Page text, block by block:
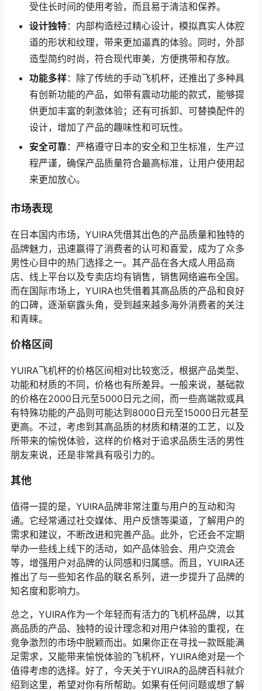
受住长时间的使用考验，而且易于清洁和保养。
设计独特：内部构造经过精心设计，模拟真实人体腔
道的形状和纹理，带来更加逼真的体验。同时，外部
造型简约时尚，符合现代审美，方便携带和存放。
功能多样：除了传统的手动飞机杯，还推出了多种具
有创新功能的产品，如带有震动功能的款式，能够提
供更加丰富的刺激体验；还有可拆卸、可替换配件的
设计，增加了产品的趣味性和可玩性。
安全可靠：严格遵守日本的安全和卫生标准，生产过
程严谨，确保产品质量符合最高标准，让用户使用起
来更加放心。
市场表现
在日本国内市场，YUIRA凭借其出色的产品质量和独特的
品牌魅力，迅速赢得了消费者的认可和喜爱，成为了众多
男性心目中的热门选择之一。其产品在各大成人用品商
店、线上平台以及专卖店均有销售，销售网络遍布全国。
而在国际市场上，YUIRA也凭借着其高品质的产品和良好
的口碑，逐渐崭露头角，受到越来越多海外消费者的关注
和青睐。
价格区间
YUIRA飞机杯的价格区间相对比较宽泛，根据产品类型、
功能和材质的不同，价格也有所差异。一般来说，基础款
的价格在2000日元至5000日元之间，而一些高端款或具
有特殊功能的产品则可能达到8000日元至15000日元甚至
更高。不过，考虑到其高品质的材质和精湛的工艺，以及
所带来的愉悦体验，这样的价格对于追求品质生活的男性
朋友来说，还是非常具有吸引力的。
其他
值得一提的是，YUIRA品牌非常注重与用户的互动和沟
通。它经常通过社交媒体、用户反馈等渠道，了解用户的
需求和建议，不断改进和完善产品。此外，它还会不定期
举办一些线上线下的活动，如产品体验会、用户交流会
等，增强用户对品牌的认同感和归属感。而且，YUIRA还
推出了与一些知名作品的联名系列，进一步提升了品牌的
知名度和影响力。
总之，YUIRA作为一个年轻而有活力的飞机杯品牌，以其
高品质的产品、独特的设计理念和对用户体验的重视，在
竞争激烈的市场中脱颖而出。如果你正在寻找一款既能满
足需求，又能带来愉悦体验的飞机杯，YUIRA绝对是一个
值得考虑的选择。好了，今天关于YUIRA的品牌百科就介
绍到这里，希望对你有所帮助。如果有任何问题或想了解